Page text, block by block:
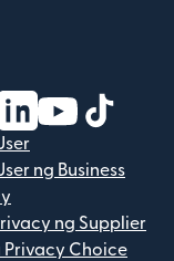
bagong window)
sa bagong
sa bagong
(bubukas sa
(bubukas
ng Business
ng Supplier
Privacy Choice